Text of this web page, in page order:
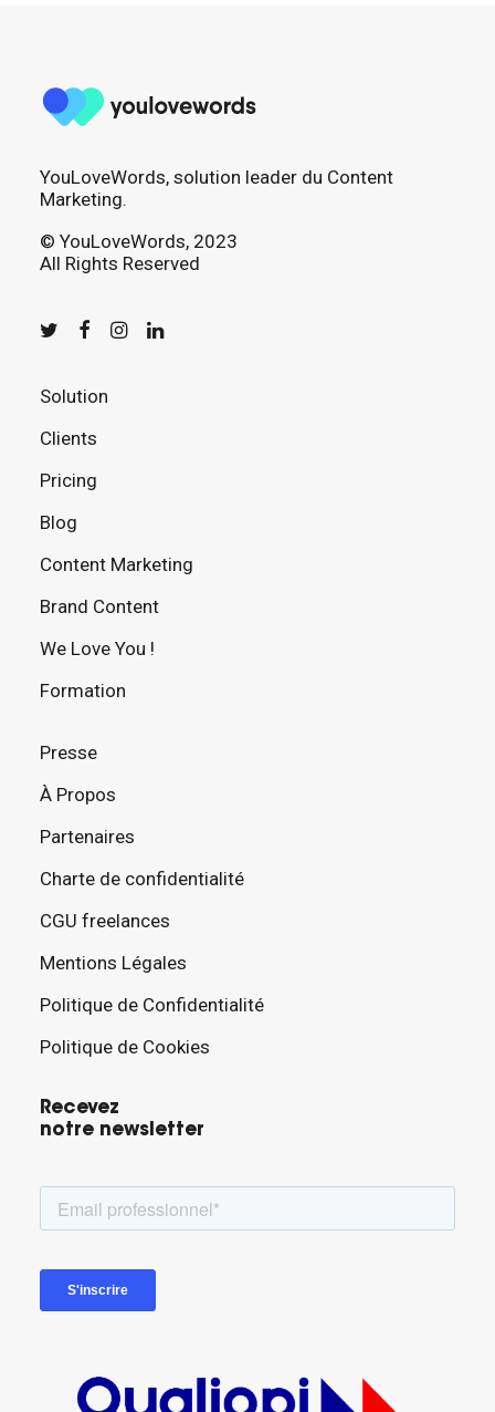
YouLoveWords, solution leader du Content
Marketing.
© YouLoveWords, 2023
All Rights Reserved
Solution
Clients
Pricing
Blog
Content Marketing
Brand Content
We Love You !
Formation
Presse
À Propos
Partenaires
Charte de confidentialité
CGU freelances
Mentions Légales
Politique de Confidentialité
Politique de Cookies
Recevez
notre newsletter